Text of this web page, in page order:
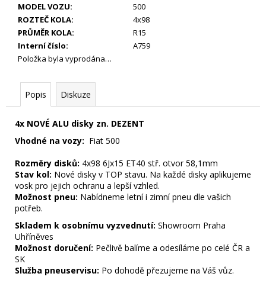
MODEL VOZU:
500
ROZTEČ KOLA:
4x98
PRŮMĚR KOLA:
R15
Interní číslo:
A759
Položka byla vyprodána…
Popis Diskuze
4x NOVÉ ALU disky zn. DEZENT
Vhodné na vozy: Fiat 500
Rozměry disků: 4x98 6Jx15 ET40 stř. otvor 58,1mm
Stav kol: Nové disky v TOP stavu. Na každé disky aplikujeme
vosk pro jejich ochranu a lepší vzhled.
Možnost pneu: Nabídneme letní i zimní pneu dle vašich
potřeb.
Skladem k osobnímu vyzvednutí: Showroom Praha
Uhříněves
Možnost doručení: Pečlivě balíme a odesíláme po celé ČR a
SK
Služba pneuservisu: Po dohodě přezujeme na Váš vůz.